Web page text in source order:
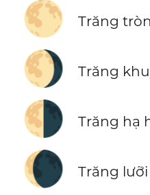
🌕 Trăng tròn
🌖 Trăng
🌗 Trăng hạ
🌘 Trăng